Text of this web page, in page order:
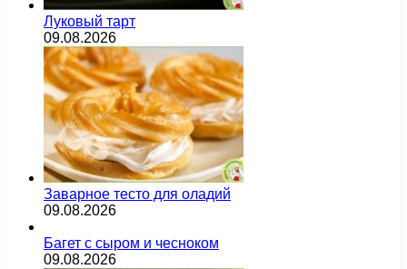
Луковый тарт
09.08.2026
Заварное тесто для оладий
09.08.2026
Багет с сыром и чесноком
09.08.2026